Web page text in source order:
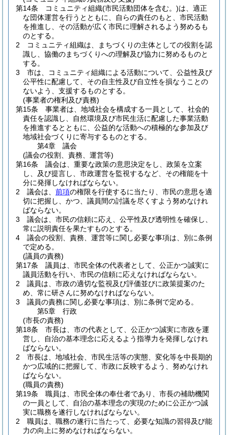
第14条
コミュニティ組織(市民活動団体を含む。)は、適正
な団体運営を行うとともに、自らの責任のもと、市民活動
を推進し、その活動が広く市民に理解されるよう努めるも
のとする。
2
コミュニティ組織は、まちづくりの主体としての役割を認
識し、協働のまちづくりへの理解及び協力に努めるものと
する。
3
市は、コミュニティ組織による活動について、公益性及び
公平性に配慮して、その自主性及び自立性を損なうことの
ないよう、支援するものとする。
(事業者の権利及び責務)
第15条
事業者は、地域社会を構成する一員として、社会的
責任を認識し、自然環境及び市民生活に配慮した事業活動
を推進するとともに、公益的な活動への積極的な参加及び
地域社会づくりに寄与するものとする。
第4章
議会
(議会の役割、責務、運営等)
第16条
議会は、重要な政策の意思決定をし、政策を立案
し、及び提言し、市政運営を監視するなど、その権能を十
分に発揮しなければならない。
2
議会は、 前項の権限を行使するに当たり、市民の意思を適
切に把握し、かつ、議員間の討議を尽くすよう努めなけれ
ばならない。
3
議会は、市民の信頼に応え、公平性及び透明性を確保し、
常に説明責任を果たすものとする。
4
議会の役割、責務、運営等に関し必要な事項は、別に条例
で定める。
(議員の責務)
第17条
議員は、市民全体の代表者として、公正かつ誠実に
議員活動を行い、市民の信頼に応えなければならない。
2
議員は、市政の適切な監視及び評価並びに政策提案のた
め、常に研さんに努めなければならない。
3
議員の責務に関し必要な事項は、別に条例で定める。
第5章
行政
(市長の責務)
第18条
市長は、市の代表として、公正かつ誠実に市政を運
営し、自治の基本理念に応えるよう指導力を発揮しなけれ
ばならない。
2
市長は、地域社会、市民生活等の実態、変化等を中長期的
かつ広域的に把握して、市政に反映するよう、努めなけれ
ばならない。
(職員の責務)
第19条
職員は、市民全体の奉仕者であり、市長の補助機関
の一員として、自治の基本理念の実現のために公正かつ誠
実に職務を遂行しなければならない。
2
職員は、職務の遂行に当たって、必要な知識の習得及び能
力の向上に努めなければならない。